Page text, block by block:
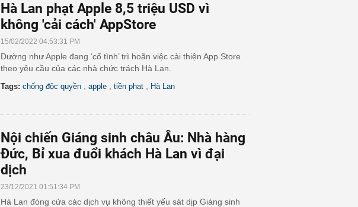
Hà Lan phạt Apple 8,5 triệu USD vì
không 'cải cách' AppStore
15/02/2022 04:53:31 PM
Dường như Apple đang ‘cố tình’ trì hoãn việc cải thiện App Store
theo yêu cầu của các nhà chức trách Hà Lan.
Tags: chống độc quyền apple tiền phạt Hà Lan
Nội chiến Giáng sinh châu Âu: Nhà hàng
Đức, Bỉ xua đuổi khách Hà Lan vì đại
dịch
23/12/2021 01:51:34 PM
Hà Lan đóng cửa các dịch vụ không thiết yếu sát dịp Giáng sinh